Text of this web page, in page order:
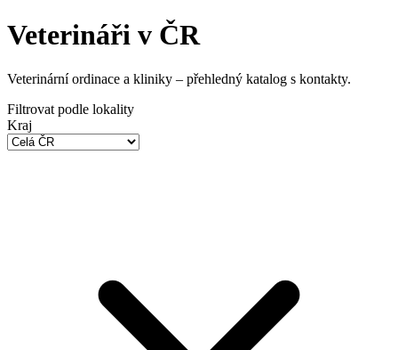
Veterináři v ČR
Veterinární ordinace a kliniky – přehledný katalog s kontakty.
Filtrovat podle lokality
Kraj